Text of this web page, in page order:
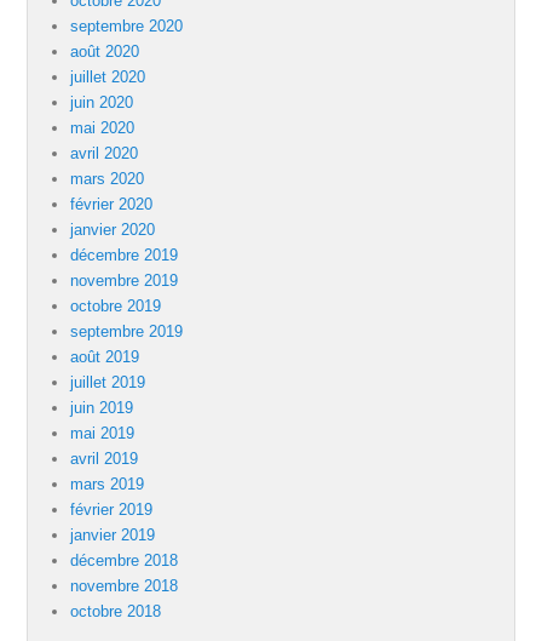
septembre 2020
août 2020
juillet 2020
juin 2020
mai 2020
avril 2020
mars 2020
février 2020
janvier 2020
décembre 2019
novembre 2019
octobre 2019
septembre 2019
août 2019
juillet 2019
juin 2019
mai 2019
avril 2019
mars 2019
février 2019
janvier 2019
décembre 2018
novembre 2018
octobre 2018